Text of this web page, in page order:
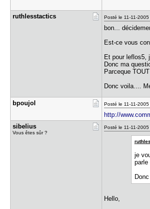
ruthlessta​ctics Posté le 11-11-
bon...
Est-ce vous
Et pour leflos5,
Donc ma
Parceque
Donc voila....
bpoujol Posté le 11-11-
http://
sibelius
Vous êtes sûr ?
Posté le 11-11-
je
parle
Hello,